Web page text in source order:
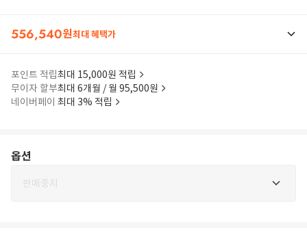
556,540원최대 혜택가
포인트 적립최대 15,000원 적립
무이자 할부최대 6개월 / 월 95,500원
네이버페이 최대 3% 적립
옵션
판매중지